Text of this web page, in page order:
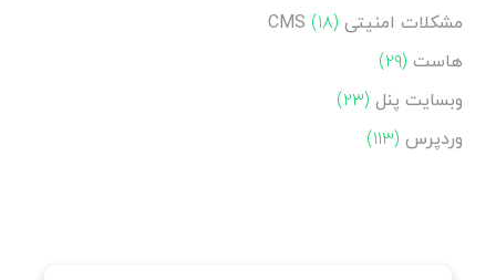
مشکلات امنیتی CMS (۱۸)
هاست (۲۹)
وبسایت پنل (۲۳)
وردپرس (۱۱۳)